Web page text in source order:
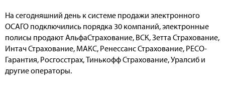
На сегодняшний день к системе продажи электронного
ОСАГО подключились порядка 30 компаний, электронные
полисы продают АльфаСтрахование, ВСК, Зетта Страхование,
Интач Страхование, МАКС, Ренессанс Страхование, РЕСО-
Гарантия, Росгосстрах, Тинькофф Страхование, Уралсиб и
другие операторы.